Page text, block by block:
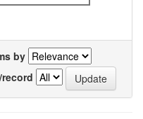
by